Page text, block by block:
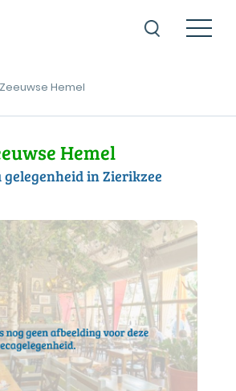
Hemel
Hemel
gelegenheid in Zierikzee